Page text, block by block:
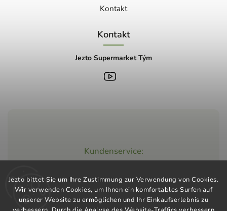
Jezto bittet Sie um Ihre Zustimmung zur Verwendung von Cookies.
Wir verwenden Cookies, um Ihnen ein komfortables Surfen auf
unserer Website zu ermöglichen und Ihr Einkaufserlebnis zu
Kundenservice:
info@jeztomarket.cz
Kontakt
Kontakt
Jezto Supermarket Tým